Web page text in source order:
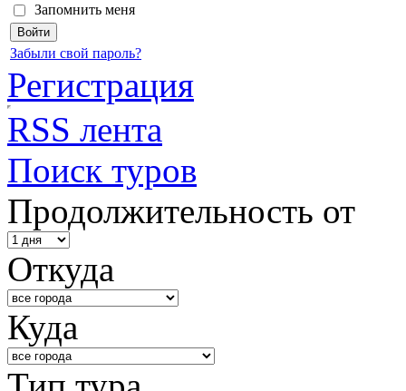
Запомнить меня
Забыли свой пароль?
Регистрация
RSS лента
Поиск туров
Продолжительность от
Откуда
Куда